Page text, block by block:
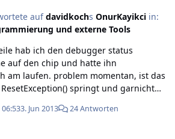
bie berechnung der checksum an
dauert. Da der gleiche
liegt. Habt ihr eine
ich dort drehen muss? Oder vll
das gleiche Problem gehabt?
aufdavidkochs OnurKayikciin:
und externe Tools
auf den chip und hatte ihn
am laufen. problem momentan, ist das
springt und garnicht
06:533. Jun 2013 24 Antworten